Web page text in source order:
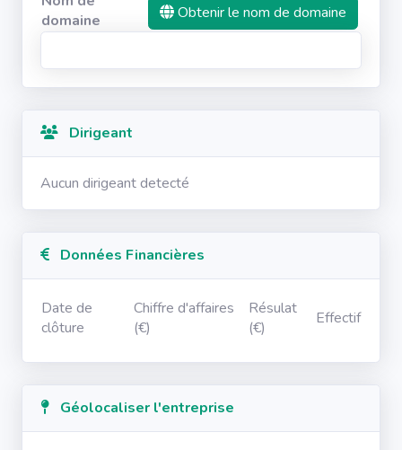
domaine
Obtenir le nom de domaine
Dirigeant
Aucun dirigeant detecté
Données Financières
Date de
clôture
Chiffre d'affaires
(€)
Résulat
(€)
Effectif
Géolocaliser l'entreprise